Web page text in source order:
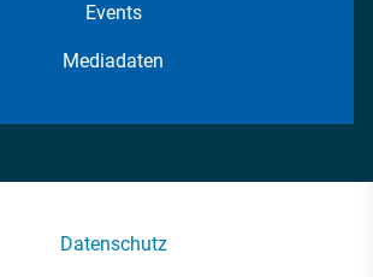
Events
Mediadaten
Datenschutz